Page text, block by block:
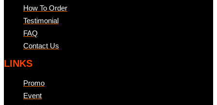
How To Order
Testimonial
FAQ
Contact Us
LINKS
Promo
Event